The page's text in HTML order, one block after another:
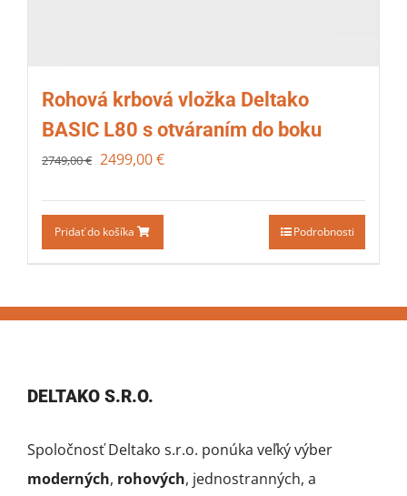
Rohová krbová vložka Deltako
BASIC L80 s otváraním do boku
2749,00€ 2499,00€
Pridať do košíka Podrobnosti
DELTAKO S.R.O.
Spoločnosť Deltako s.r.o. ponúka veľký výber
moderných, rohových, jednostranných, a